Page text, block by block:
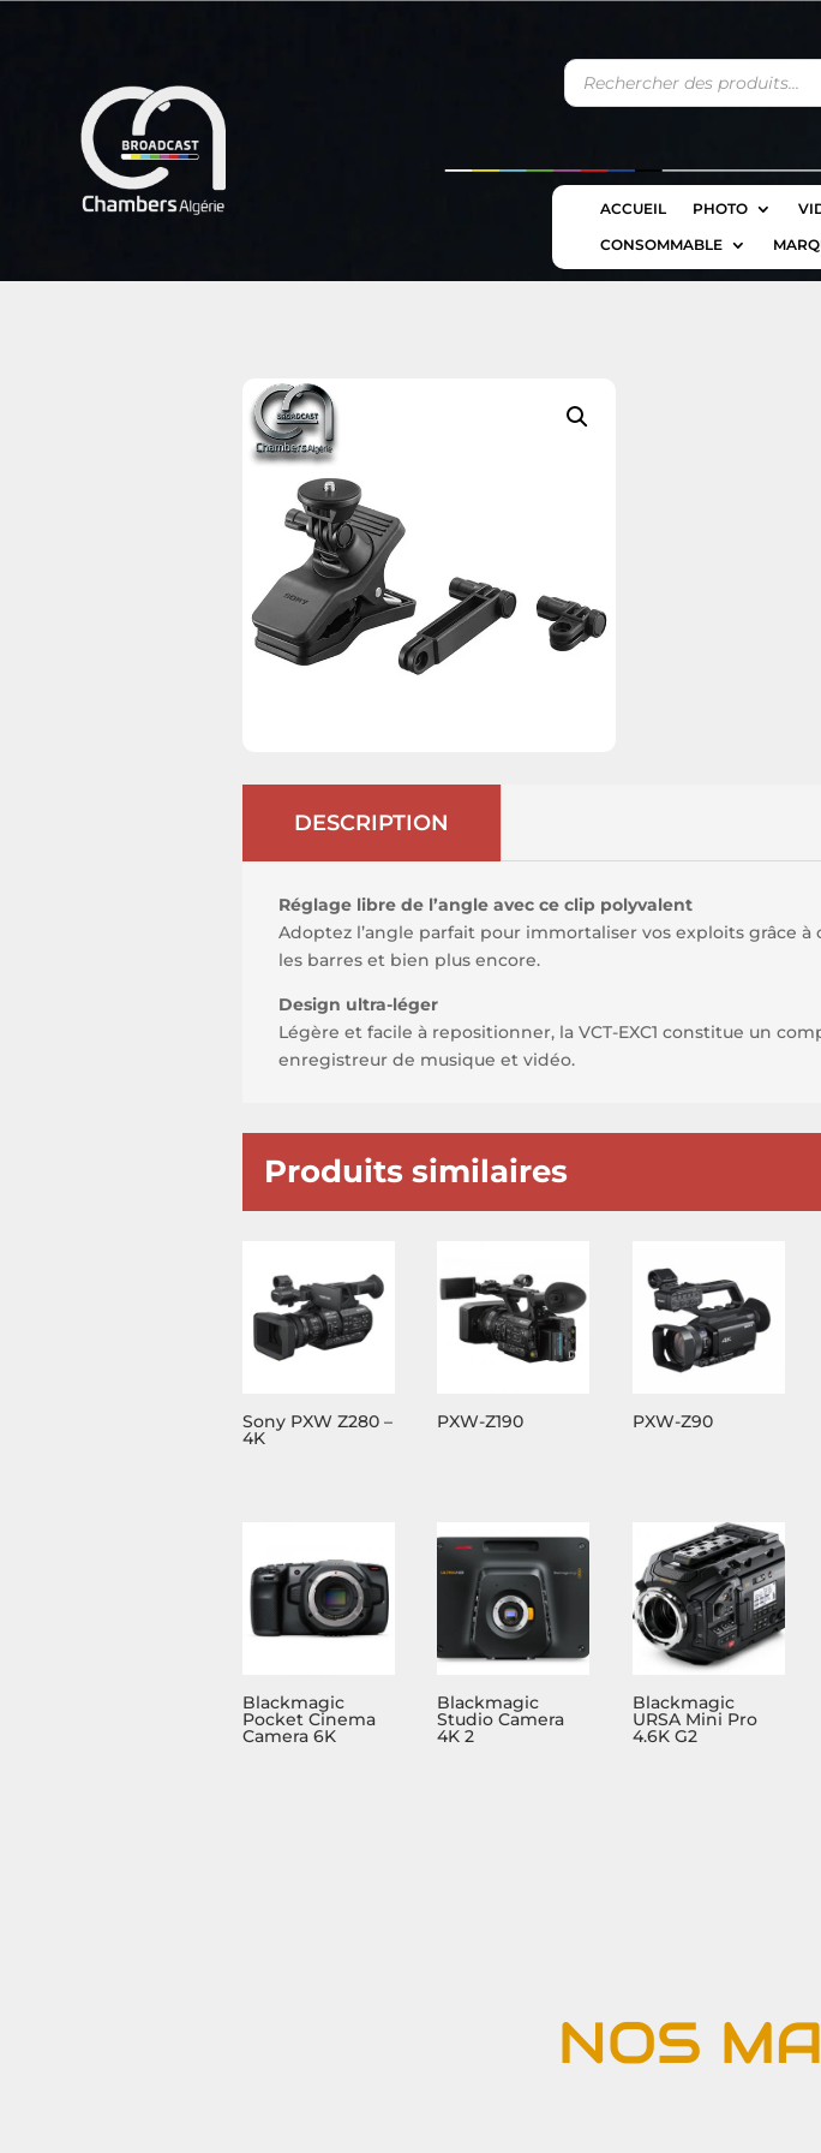
Recherche
de
produits
ACCUEIL PHOTO
CONSOMMABLE
DESCRIPTION
Réglage libre de l’angle avec ce clip polyvalent
Adoptez l’angle parfait pour immortaliser vos exploits grâce à
les barres et bien plus encore.
Design ultra-léger
Légère et facile à repositionner, la VCT-EXC1 constitue un
enregistreur de musique et vidéo.
Produits similaires
Sony PXW Z280 –
4K
PXW-Z190 PXW-Z90
Blackmagic
Pocket Cinema
Camera 6K
Blackmagic
Studio Camera
4K 2
Blackmagic
URSA Mini Pro
4.6K G2
NOS